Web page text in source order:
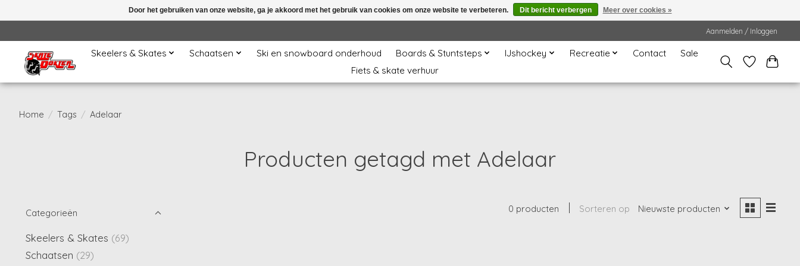
Aanmelden / Inloggen
Skeelers & Skates Schaatsen Ski en snowboard onderhoud Boards & Stuntsteps IJshockey Recreatie Contact
Sale
Fiets & skate verhuur
Home / Tags / Adelaar
Producten getagd met Adelaar
Categorieën
Skeelers & Skates (69)
Schaatsen (29)
0 producten Sorteren op Nieuwste producten
Door het gebruiken van onze website, ga je akkoord met het gebruik van cookies om onze website te verbeteren. Dit bericht verbergen Meer over cookies »